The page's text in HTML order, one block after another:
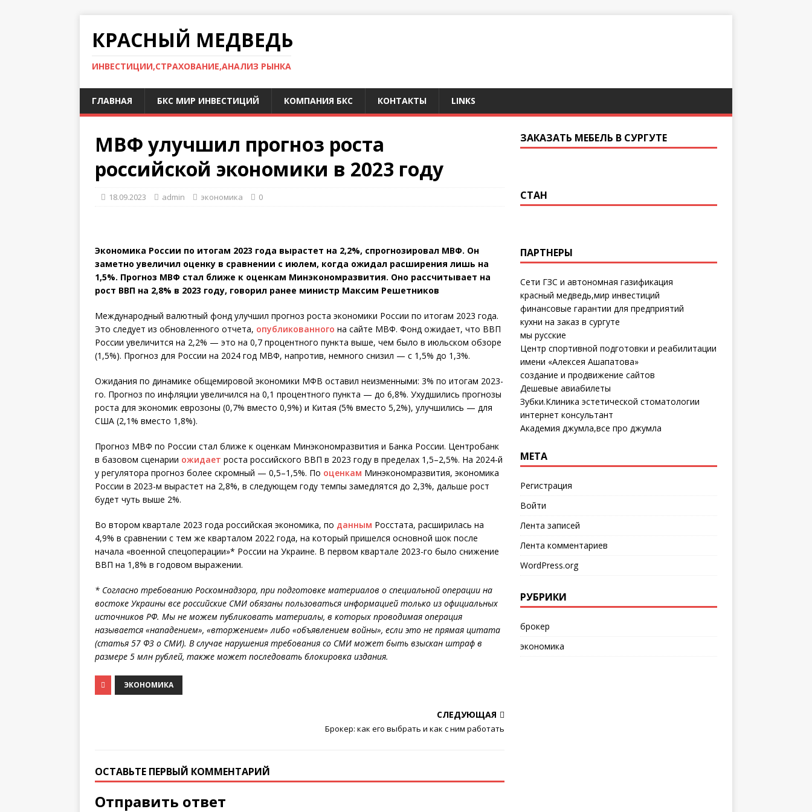
КРАСНЫЙ МЕДВЕДЬ
ИНВЕСТИЦИИ,СТРАХОВАНИЕ,АНАЛИЗ РЫНКА
ГЛАВНАЯ БКС МИР ИНВЕСТИЦИЙ КОМПАНИЯ БКС КОНТАКТЫ LINKS
МВФ улучшил прогноз роста
российской экономики в 2023 году
18.09.2023 admin экономика 0
Экономика России по итогам 2023 года вырастет на 2,2%, спрогнозировал МВФ. Он
заметно увеличил оценку в сравнении с июлем, когда ожидал расширения лишь на
1,5%. Прогноз МВФ стал ближе к оценкам Минэкономразвития. Оно рассчитывает на
рост ВВП на 2,8% в 2023 году, говорил ранее министр Максим Решетников
Международный валютный фонд улучшил прогноз роста экономики России по итогам 2023 года.
Это следует из обновленного отчета, опубликованного на сайте МВФ. Фонд ожидает, что ВВП
России увеличится на 2,2% — это на 0,7 процентного пункта выше, чем было в июльском обзоре
(1,5%). Прогноз для России на 2024 год МВФ, напротив, немного снизил — с 1,5% до 1,3%.
Ожидания по динамике общемировой экономики МФВ оставил неизменными: 3% по итогам 2023-
го. Прогноз по инфляции увеличился на 0,1 процентного пункта — до 6,8%. Ухудшились прогнозы
роста для экономик еврозоны (0,7% вместо 0,9%) и Китая (5% вместо 5,2%), улучшились — для
США (2,1% вместо 1,8%).
Прогноз МВФ по России стал ближе к оценкам Минэкономразвития и Банка России. Центробанк
в базовом сценарии ожидает роста российского ВВП в 2023 году в пределах 1,5–2,5%. На 2024-й
у регулятора прогноз более скромный — 0,5–1,5%. По оценкам Минэкономразвития, экономика
России в 2023-м вырастет на 2,8%, в следующем году темпы замедлятся до 2,3%, дальше рост
будет чуть выше 2%.
Во втором квартале 2023 года российская экономика, по данным Росстата, расширилась на
4,9% в сравнении с тем же кварталом 2022 года, на который пришелся основной шок после
начала «военной спецоперации»* России на Украине. В первом квартале 2023-го было снижение
ВВП на 1,8% в годовом выражении.
* Согласно требованию Роскомнадзора, при подготовке материалов о специальной операции на
востоке Украины все российские СМИ обязаны пользоваться информацией только из официальных
источников РФ. Мы не можем публиковать материалы, в которых проводимая операция
называется «нападением», «вторжением» либо «объявлением войны», если это не прямая цитата
(статья 57 ФЗ о СМИ). В случае нарушения требования со СМИ может быть взыскан штраф в
размере 5 млн рублей, также может последовать блокировка издания.
ЭКОНОМИКА
СЛЕДУЮЩАЯ
Брокер: как его выбрать и как с ним работать
ОСТАВЬТЕ ПЕРВЫЙ КОММЕНТАРИЙ
Отправить ответ
ЗАКАЗАТЬ МЕБЕЛЬ В СУРГУТЕ
СТАН
ПАРТНЕРЫ
Сети ГЗС и автономная газификация
красный медведь,мир инвестиций
финансовые гарантии для предприятий
кухни на заказ в сургуте
мы русские
Центр спортивной подготовки и реабилитации
имени «Алексея Ашапатова»
создание и продвижение сайтов
Дешевые авиабилеты
Зубки.Клиника эстетической стоматологии
интернет консультант
Академия джумла,все про джумла
МЕТА
Регистрация
Войти
Лента записей
Лента комментариев
WordPress.org
РУБРИКИ
брокер
экономика